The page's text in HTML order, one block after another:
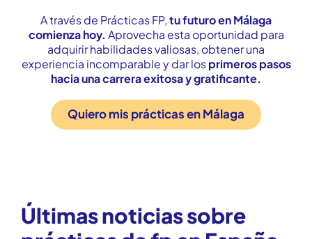
A través de Prácticas FP,tu futuro en Málaga
comienza hoy. Aprovecha esta oportunidad para
adquirir habilidades valiosas, obtener una
experiencia incomparable y dar losprimeros pasos
hacia una carrera exitosa y gratificante.
Quiero mis prácticas en Málaga
Últimas noticias sobre